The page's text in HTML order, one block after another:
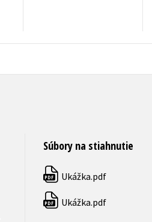
Súbory na stiahnutie
PDF Ukážka.pdf
PDF Ukážka.pdf